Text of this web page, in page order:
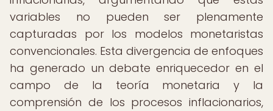
variables no pueden ser plenamente
capturadas por los modelos monetaristas
convencionales. Esta divergencia de enfoques
ha generado un debate enriquecedor en el
campo de la teoría monetaria y la
comprensión de los procesos inflacionarios,